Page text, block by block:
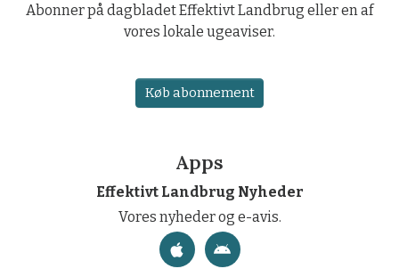
Abonner på dagbladet Effektivt Landbrug eller en af
vores lokale ugeaviser.
Køb abonnement
Apps
Effektivt Landbrug Nyheder
Vores nyheder og e-avis.